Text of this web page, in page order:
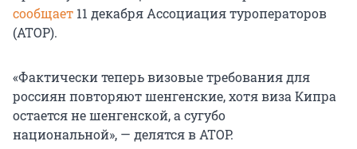
сообщает 11 декабря Ассоциация туроператоров
(АТОР).
«Фактически теперь визовые требования для
россиян повторяют шенгенские, хотя виза Кипра
остается не шенгенской, а сугубо
национальной», — делятся в АТОР.